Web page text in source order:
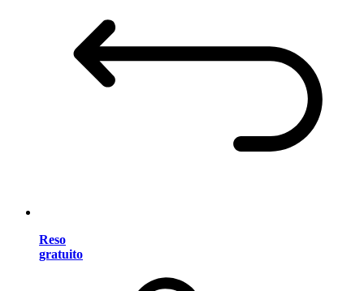
Reso
gratuito